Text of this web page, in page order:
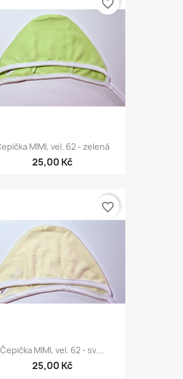
MIMI, vel. 62 - zelená
25,00 Kč
favorite_border
Čepička MIMI, vel. 62 - sv....
25,00 Kč
favorite_border